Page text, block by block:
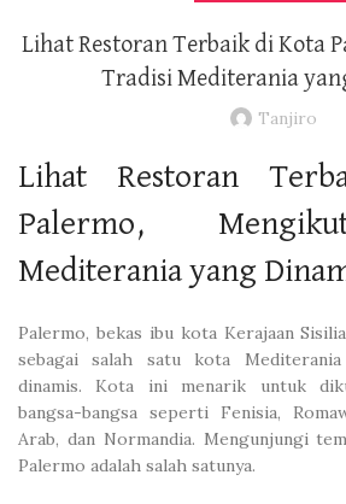
Lihat Restoran Terbaik di Kota
Tradisi Mediterania
Tanjiro
Lihat Restoran
Palermo,
Mediterania yang
Palermo, bekas ibu kota Kerajaan
sebagai salah satu kota
dinamis. Kota ini menarik untuk
bangsa-bangsa seperti Fenisia,
Arab, dan Normandia. Mengunjungi
Palermo adalah salah satunya.